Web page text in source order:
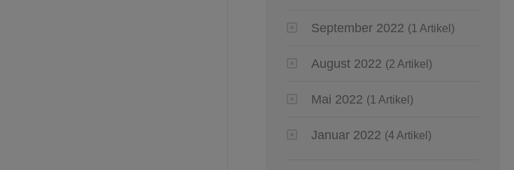
September 2022 (1 Artikel)
August 2022 (2 Artikel)
Mai 2022 (1 Artikel)
Januar 2022 (4 Artikel)